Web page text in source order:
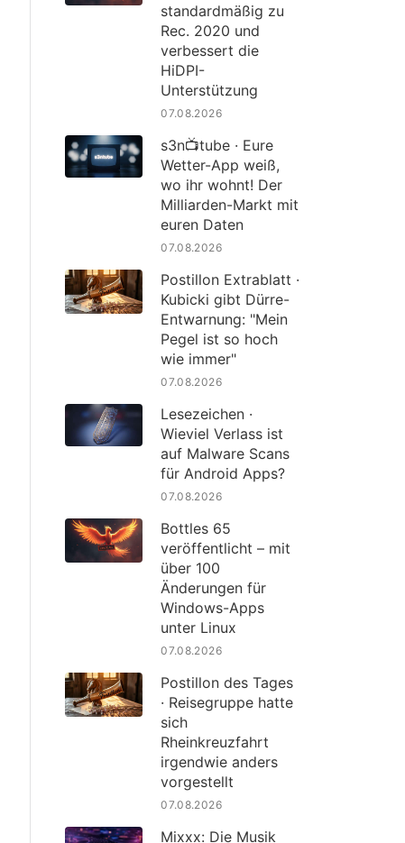
standardmäßig zu
Rec. 2020 und
verbessert die
HiDPI-
Unterstützung
07.08.2026
s3n📺tube · Eure
Wetter-App weiß,
wo ihr wohnt! Der
Milliarden-Markt mit
euren Daten
07.08.2026
Postillon Extrablatt ·
Kubicki gibt Dürre-
Entwarnung: "Mein
Pegel ist so hoch
wie immer"
07.08.2026
Lesezeichen ·
Wieviel Verlass ist
auf Malware Scans
für Android Apps?
07.08.2026
Bottles 65
veröffentlicht – mit
über 100
Änderungen für
Windows-Apps
unter Linux
07.08.2026
Postillon des Tages
· Reisegruppe hatte
sich
Rheinkreuzfahrt
irgendwie anders
vorgestellt
07.08.2026
Mixxx: Die Musik